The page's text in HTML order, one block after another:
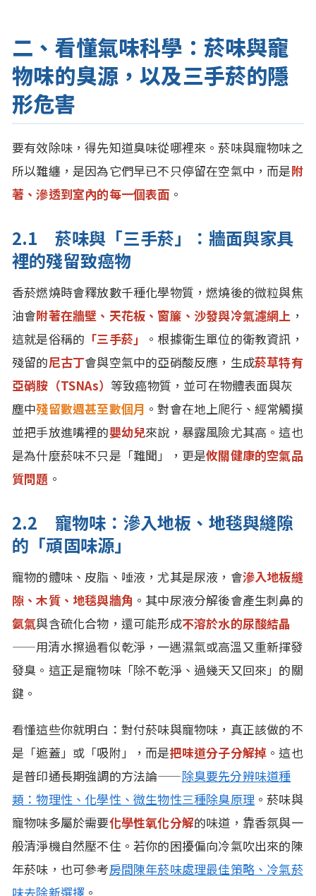
二、看懂氣味科學：菸味與寵
物味的臭源，以及三手菸的隱
形危害
要有效除味，得先知道臭味從哪裡來。菸味與寵物味之
所以難纏，是因為它們早已不只停留在空氣中，而是附
著、滲透到室內的每一個表面 。
2.1 菸味與「三手菸」：牆面與家具
裡的殘留致癌物
香菸燃燒時會釋放數千種化學物質，燃燒後的微粒與焦
油會附著在牆壁、天花板、窗簾、沙發與冷氣濾網上 ，
這就是俗稱的 「三手菸」
。根據衛生單位的衛教資訊，
殘留的尼古丁會與空氣中的亞硝酸反應，生成菸草特有
亞硝胺（TSNAs） 等致癌物質，並可在物體表面與灰
塵中殘留數週甚至數個月 。對會在地上爬行、經常觸摸
並把手放進嘴裡的嬰幼兒來說，暴露風險尤其高。這也
是為什麼菸味不只是「難聞」，更是攸關健康的空氣品
質問題 。
2.2 寵物味：滲入地板、地毯與縫隙
的「頑固味源」
寵物的體味、皮脂、唾液，尤其是尿液，會滲入地板縫
隙、木質、地毯與牆角 。其中尿液分解後會產生刺鼻的
氨氣與含硫化合物，還可能形成不溶於水的尿酸結晶
——用清水擦過看似乾淨，一遇濕氣或高溫又重新揮發
發臭。這正是寵物味「除不乾淨、過幾天又回來」的關
鍵。
看懂這些你就明白：對付菸味與寵物味，真正該做的不
是「遮蓋」或「吸附」，而是把味道分子分解掉 。這也
是普印通長期強調的方法論——除臭要先分辨味道種
類：物理性、化學性、微生物性三種除臭原理 。菸味與
寵物味多屬於需要化學性氧化分解的味道，靠香氛與一
般清淨機自然壓不住。若你的困擾偏向冷氣吹出來的陳
年菸味，也可參考房間陳年菸味處理最佳策略、冷氣菸
味去除新選擇 。